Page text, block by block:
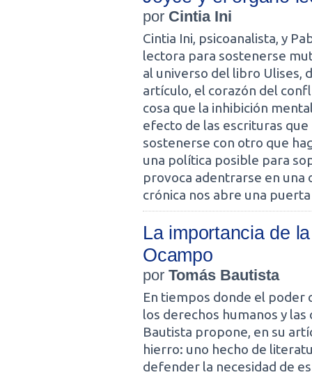
por Cintia Ini
Cintia Ini, psicoanalista, y
lectora para sostenerse
al universo del libro Ulises,
artículo, el corazón del
cosa que la inhibición
efecto de las escrituras
sostenerse con otro que
una política posible para
provoca adentrarse en una
crónica nos abre una
La importancia de
Ocampo
por Tomás Bautista
En tiempos donde el poder
los derechos humanos y
Bautista propone, en su
hierro: uno hecho de
defender la necesidad de